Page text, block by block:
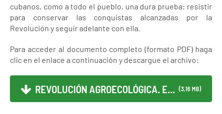
cubanos, como a todo el pueblo, una dura prueba: resistir
para conservar las conquistas alcanzadas por la
Revolución y seguir adelante con ella.
Para acceder al documento completo (formato PDF) haga
clic en el enlace a continuación y descargue el archivo:
REVOLUCIÓN AGROECOLÓGICA. E... (3,16 MB)